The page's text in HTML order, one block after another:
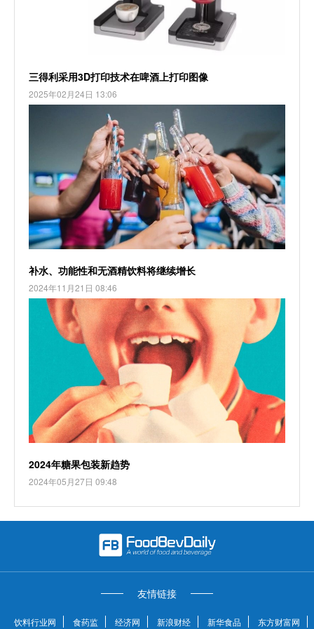
三得利采用3D打印技术在啤酒上打印图像
2025年02月24日 13:06
补水、功能性和无酒精饮料将继续增长
2024年11月21日 08:46
2024年糖果包装新趋势
2024年05月27日 09:48
友情链接
饮料行业网 食药监 经济网 新浪财经 新华食品 东方财富网